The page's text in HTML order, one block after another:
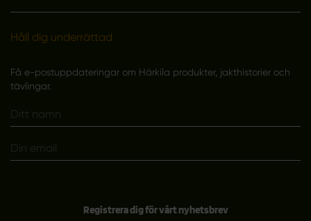
Håll dig underrättad
Få e-postuppdateringar om Härkila produkter, jakthistorier och
tävlingar.
Registrera dig för vårt nyhetsbrev